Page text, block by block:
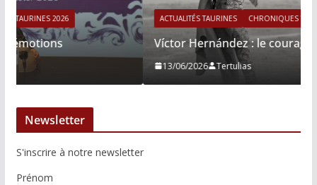
ACTUALITÉS TAURINES CHRONIQUES TAURINES 2026
Víctor Hernández : le courage immobile
Newsletter
S'inscrire à notre newsletter
Prénom